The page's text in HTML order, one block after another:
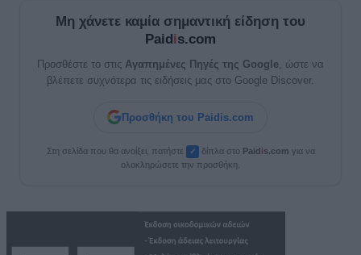
Μη χάνετε καμία σημαντική είδηση του
Paidis.com
Προσθέστε το στις Αγαπημένες Πηγές της Google , ώστε να
βλέπετε συχνότερα τις ειδήσεις μας στο Google Discover.
Προσθήκη του Paidis.com
Στη σελίδα που θα ανοίξει, πατήστε ✓ δίπλα στο Paidis.com για να
ολοκληρώσετε την προσθήκη.